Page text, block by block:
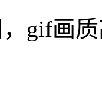
gif画